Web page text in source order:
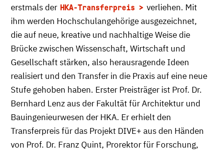
erstmals der HKA-Transferpreis
verliehen. Mit
ihm werden Hochschulangehörige ausgezeichnet,
die auf neue, kreative und nachhaltige Weise die
Brücke zwischen Wissenschaft, Wirtschaft und
Gesellschaft stärken, also herausragende Ideen
realisiert und den Transfer in die Praxis auf eine neue
Stufe gehoben haben. Erster Preisträger ist Prof. Dr.
Bernhard Lenz aus der Fakultät für Architektur und
Bauingenieurwesen der HKA. Er erhielt den
Transferpreis für das Projekt DIVE+ aus den Händen
von Prof. Dr. Franz Quint, Prorektor für Forschung,